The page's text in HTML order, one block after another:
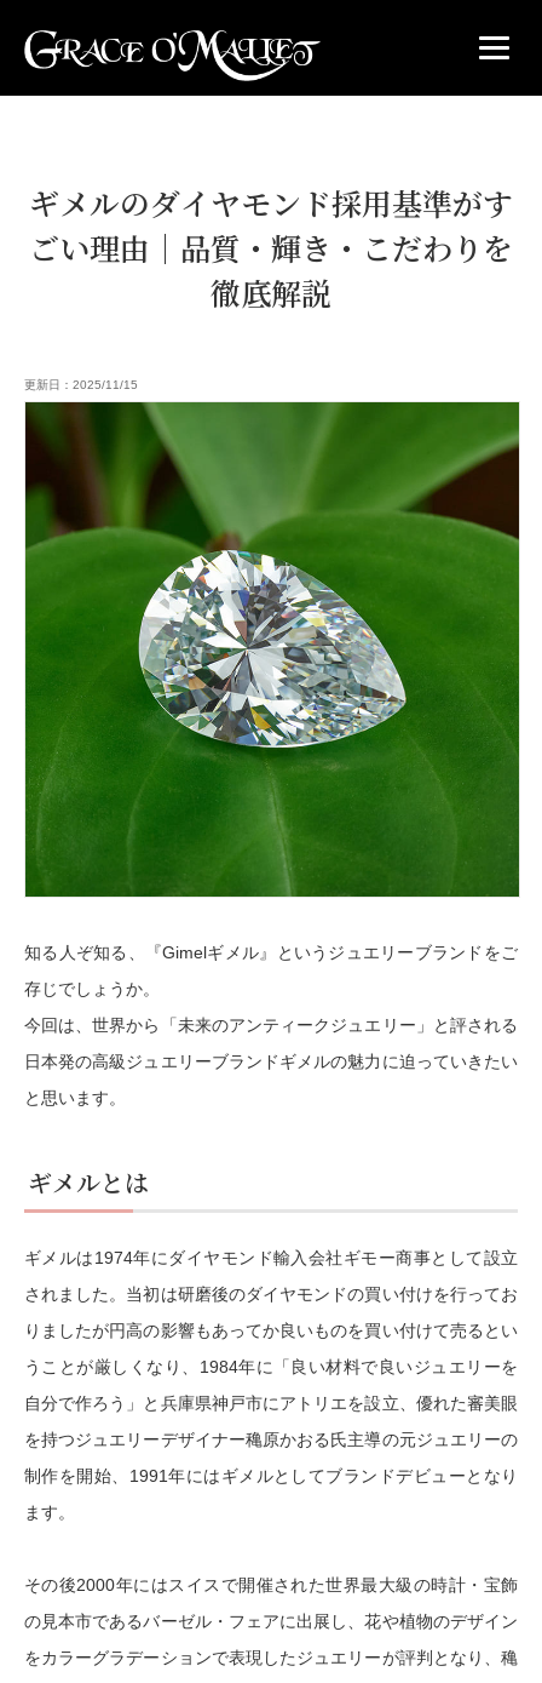
ギメルのダイヤモンド採用基準がす
ごい理由｜品質・輝き・こだわりを
徹底解説
更新日：2025/11/15
知る人ぞ知る、『Gimelギメル』というジュエリーブランドをご
存じでしょうか。
今回は、世界から「未来のアンティークジュエリー」と評される
日本発の高級ジュエリーブランドギメルの魅力に迫っていきたい
と思います。
ギメルとは
ギメルは1974年にダイヤモンド輸入会社ギモー商事として設立
されました。当初は研磨後のダイヤモンドの買い付けを行ってお
りましたが円高の影響もあってか良いものを買い付けて売るとい
うことが厳しくなり、1984年に「良い材料で良いジュエリーを
自分で作ろう」と兵庫県神戸市にアトリエを設立、優れた審美眼
を持つジュエリーデザイナー穐原かおる氏主導の元ジュエリーの
制作を開始、1991年にはギメルとしてブランドデビューとなり
ます。
その後2000年にはスイスで開催された世界最大級の時計・宝飾
の見本市であるバーゼル・フェアに出展し、花や植物のデザイン
をカラーグラデーションで表現したジュエリーが評判となり、穐